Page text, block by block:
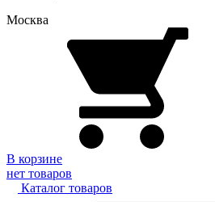
Москва
В корзине
нет товаров
Каталог товаров